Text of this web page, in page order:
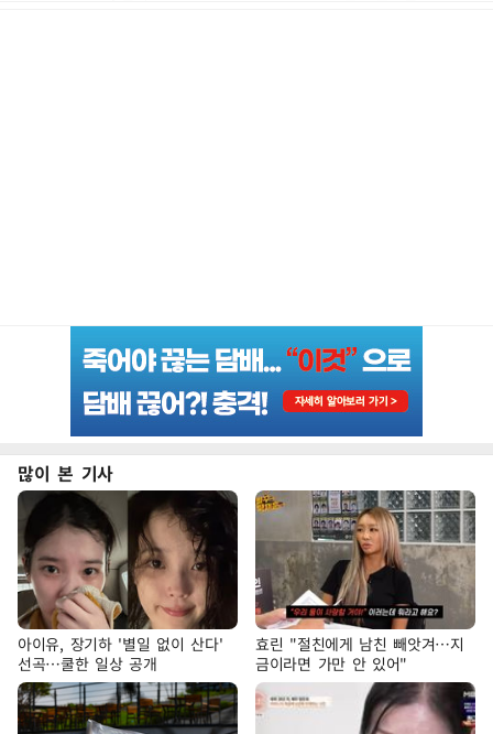
많이 본 기사
아이유, 장기하 '별일 없이 산다'
선곡…쿨한 일상 공개
효린 "절친에게 남친 빼앗겨…지
금이라면 가만 안 있어"